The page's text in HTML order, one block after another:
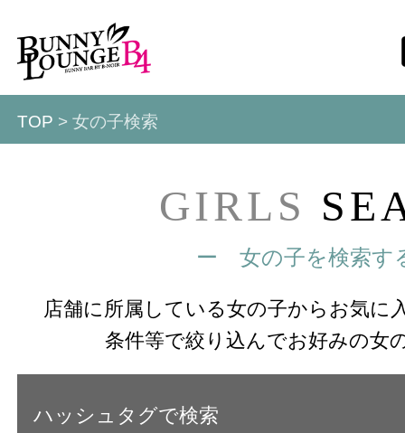
TOP > 女の子検索
GIRLS
ー 女の子を検索
店舗に所属している女の子からお気に
条件等で絞り込んでお好みの女
ハッシュタグで検索